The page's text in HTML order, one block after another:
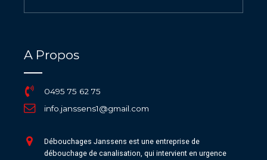
A Propos
0495 75 62 75
info.janssens1@gmail.com
Débouchages Janssens est une entreprise de
débouchage de canalisation, qui intervient en urgence